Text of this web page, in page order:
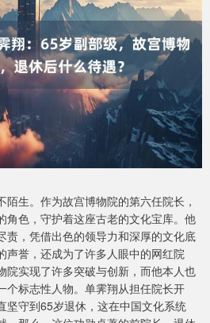
生。作为故宫博物院的第六任院长，
角色，守护着这座古老的文化宝库。他
责，凭借出色的领导力和深厚的文化底
声誉，还成为了许多人眼中的网红院
院实现了许多突破与创新，而他本人也
个标志性人物。单霁翔从担任院长开
坚守到65岁退休，这在中国文化系统